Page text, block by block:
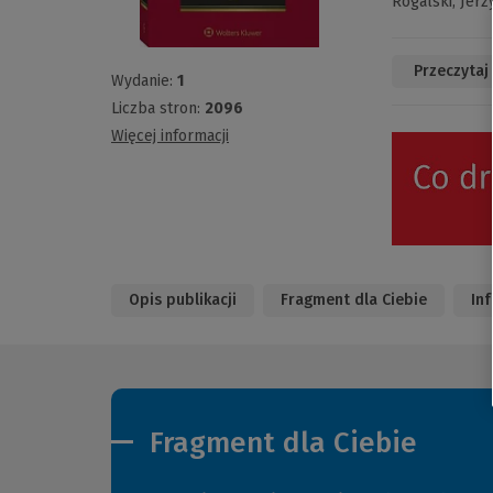
Wydanie: 1
Liczba stron: 2096
Więcej informacji
Przeczytaj
Opis publikacji Fragment dla Ciebie
Fragment dla Ciebie